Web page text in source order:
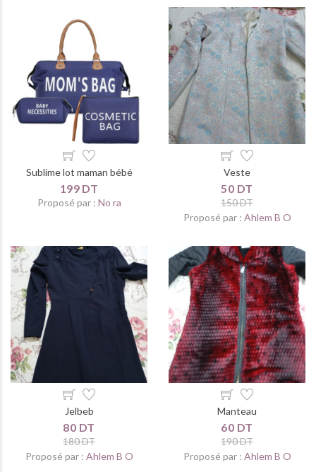
Sublime lot maman bébé
199 DT
Proposé par : No ra
Veste
50 DT
150 DT
Proposé par : Ahlem B O
Jelbeb
80 DT
180 DT
Proposé par : Ahlem B O
Manteau
60 DT
190 DT
Proposé par : Ahlem B O